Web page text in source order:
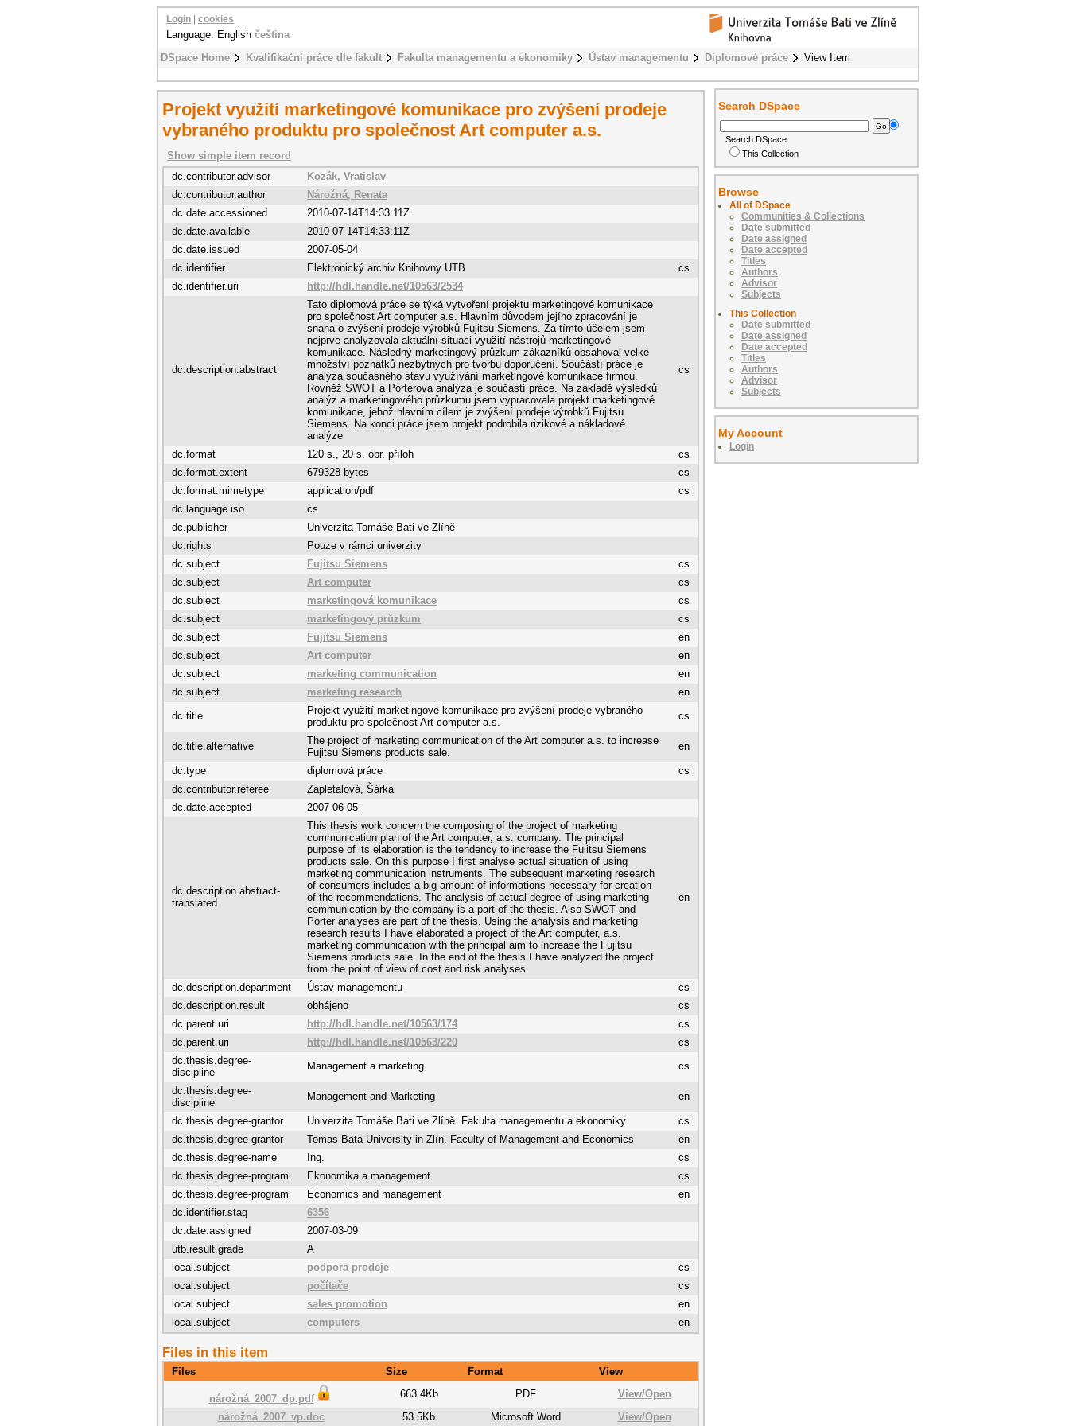
DSpace Home Kvalifikační práce dle fakult Fakulta managementu a ekonomiky Ústav managementu Diplomové práce View Item
Login cookies
Language: English čeština
Projekt využití marketingové komunikace pro zvýšení prodeje
vybraného produktu pro společnost Art computer a.s.
Show simple item record
dc.contributor.advisor
Kozák, Vratislav
dc.contributor.author
Nárožná, Renata
dc.date.accessioned
2010-07-14T14:33:11Z
dc.date.available
2010-07-14T14:33:11Z
dc.date.issued
2007-05-04
dc.identifier
Elektronický archiv Knihovny UTB
cs
dc.identifier.uri
http://hdl.handle.net/10563/2534
dc.description.abstract
Tato diplomová práce se týká vytvoření projektu marketingové komunikace
pro společnost Art computer a.s. Hlavním důvodem jejího zpracování je
snaha o zvýšení prodeje výrobků Fujitsu Siemens. Za tímto účelem jsem
nejprve analyzovala aktuální situaci využití nástrojů marketingové
komunikace. Následný marketingový průzkum zákazníků obsahoval velké
množství poznatků nezbytných pro tvorbu doporučení. Součástí práce je
analýza současného stavu využívání marketingové komunikace firmou.
Rovněž SWOT a Porterova analýza je součástí práce. Na základě výsledků
analýz a marketingového průzkumu jsem vypracovala projekt marketingové
komunikace, jehož hlavním cílem je zvýšení prodeje výrobků Fujitsu
Siemens. Na konci práce jsem projekt podrobila rizikové a nákladové
analýze
cs
dc.format 120 s., 20 s. obr. příloh
cs
dc.format.extent
679328 bytes
cs
dc.format.mimetype
application/pdf
cs
dc.language.iso
cs
dc.publisher
Univerzita Tomáše Bati ve Zlíně
dc.rights
Pouze v rámci univerzity
dc.subject
Fujitsu Siemens
cs
dc.subject
Art computer
cs
dc.subject
marketingová komunikace
cs
dc.subject
marketingový průzkum
cs
dc.subject
Fujitsu Siemens
en
dc.subject
Art computer
en
dc.subject
marketing communication
en
dc.subject
marketing research
en
dc.title
Projekt využití marketingové komunikace pro zvýšení prodeje vybraného
produktu pro společnost Art computer a.s.
cs
dc.title.alternative
The project of marketing communication of the Art computer a.s. to increase
Fujitsu Siemens products sale.
en
dc.type diplomová práce
cs
dc.contributor.referee
Zapletalová, Šárka
dc.date.accepted
2007-06-05
dc.description.abstract-
translated
This thesis work concern the composing of the project of marketing
communication plan of the Art computer, a.s. company. The principal
purpose of its elaboration is the tendency to increase the Fujitsu Siemens
products sale. On this purpose I first analyse actual situation of using
marketing communication instruments. The subsequent marketing research
of consumers includes a big amount of informations necessary for creation
of the recommendations. The analysis of actual degree of using marketing
communication by the company is a part of the thesis. Also SWOT and
Porter analyses are part of the thesis. Using the analysis and marketing
research results I have elaborated a project of the Art computer, a.s.
marketing communication with the principal aim to increase the Fujitsu
Siemens products sale. In the end of the thesis I have analyzed the project
from the point of view of cost and risk analyses.
en
dc.description.department Ústav managementu
cs
dc.description.result
obhájeno
cs
dc.parent.uri
http://hdl.handle.net/10563/174
cs
dc.parent.uri
http://hdl.handle.net/10563/220
cs
dc.thesis.degree-
discipline
Management a marketing cs
dc.thesis.degree-
discipline
Management and Marketing en
dc.thesis.degree-grantor Univerzita Tomáše Bati ve Zlíně. Fakulta managementu a ekonomiky
cs
dc.thesis.degree-grantor
Tomas Bata University in Zlín. Faculty of Management and Economics
en
dc.thesis.degree-name
Ing.
cs
dc.thesis.degree-program
Ekonomika a management
cs
dc.thesis.degree-program
Economics and management
en
dc.identifier.stag
6356
dc.date.assigned
2007-03-09
utb.result.grade
A
local.subject
podpora prodeje
cs
local.subject
počítače
cs
local.subject
sales promotion
en
local.subject
computers en
Files in this item
Files Size Format View
nárožná_2007_dp.pdf 663.4Kb PDF View/Open
nárožná_2007_vp.doc
53.5Kb Microsoft Word View/Open
Search DSpace
Search DSpace
This Collection
Browse
All of DSpace
Communities & Collections
Date submitted
Date assigned
Date accepted
Titles
Authors
Advisor
Subjects
This Collection
Date submitted
Date assigned
Date accepted
Titles
Authors
Advisor
Subjects
My Account
Login